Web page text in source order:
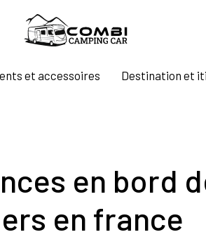
et accessoires Destination et
en bord
en france